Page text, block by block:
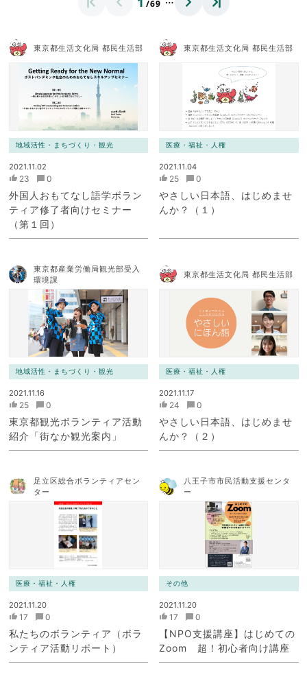
/69
東京都生活文化局 都民生活部
地域活性・まちづくり・観光
2021.11.02
23 0
外国人おもてなし語学ボラン
ティア修了者向けセミナー
（第１回）
東京都生活文化局 都民生活部
医療・福祉・人権
2021.11.04
25 0
やさしい日本語、はじめませ
んか？（１）
東京都産業労働局観光部受入
環境課
地域活性・まちづくり・観光
2021.11.16
25 0
東京都観光ボランティア活動
紹介「街なか観光案内」
東京都生活文化局 都民生活部
医療・福祉・人権
2021.11.17
24 0
やさしい日本語、はじめませ
んか？（２）
足立区総合ボランティアセン
ター
医療・福祉・人権
2021.11.20
17 0
私たちのボランティア（ボラ
ンティア活動リポート）
八王子市市民活動支援センタ
ー
その他
2021.11.20
17 0
【NPO支援講座】はじめての
Zoom 超！初心者向け講座